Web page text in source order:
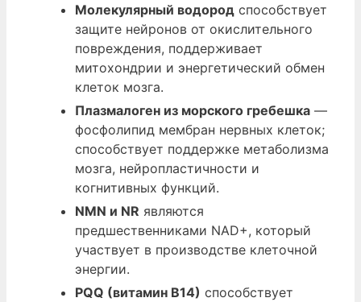
Молекулярный водород способствует
защите нейронов от окислительного
повреждения, поддерживает
митохондрии и энергетический обмен
клеток мозга.
Плазмалоген из морского гребешка —
фосфолипид мембран нервных клеток;
способствует поддержке метаболизма
мозга, нейропластичности и
когнитивных функций.
NMN и NR являются
предшественниками NAD+, который
участвует в производстве клеточной
энергии.
PQQ (витамин B14) способствует